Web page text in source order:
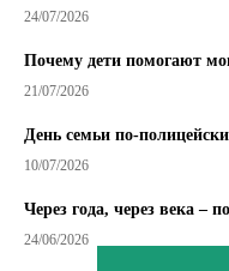
24/07/2026
Почему дети помогают
21/07/2026
День семьи по-полицейски
10/07/2026
Через года, через века –
24/06/2026